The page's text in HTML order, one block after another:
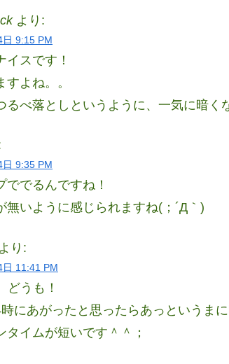
より:
9:15 PM
イスです！
よね。。
るべ落としというように、一気に暗く
9:35 PM
ででるんですね！
無いように感じられますね(；´Д｀)
より:
11:41 PM
どうも！
にあがったと思ったらあっというま
タイムが短いです＾＾；